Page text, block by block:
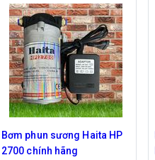
Bơm phun sương Hawin
HP-2600 chính hãng (30